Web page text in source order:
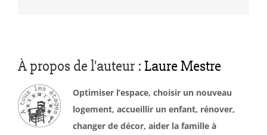
À propos de l'auteur : Laure Mestre
Optimiser l’espace, choisir un nouveau
logement, accueillir un enfant, rénover,
changer de décor, aider la famille à